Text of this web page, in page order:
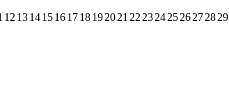
12 131415161718192021 22 23242526272829